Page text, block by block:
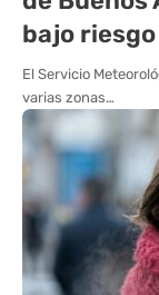
bajo
El Servicio
varias zonas…